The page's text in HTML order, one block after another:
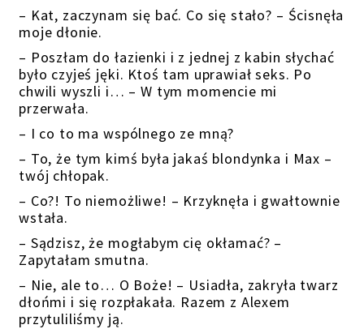
– Kat, zaczynam się bać. Co się stało? – Ścisnęła
moje dłonie.
– Poszłam do łazienki i z jednej z kabin słychać
było czyjeś jęki. Ktoś tam uprawiał seks. Po
chwili wyszli i… – W tym momencie mi
przerwała.
– I co to ma wspólnego ze mną?
– To, że tym kimś była jakaś blondynka i Max –
twój chłopak.
– Co?! To niemożliwe! – Krzyknęła i gwałtownie
wstała.
– Sądzisz, że mogłabym cię okłamać? –
Zapytałam smutna.
– Nie, ale to… O Boże! – Usiadła, zakryła twarz
dłońmi i się rozpłakała. Razem z Alexem
przytuliliśmy ją.